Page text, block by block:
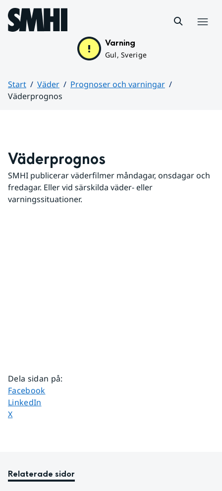
Hoppa till sidans innehåll
Varning
Gul, Sverige
Start Väder
Prognoser och varningar
Väderprognos
Väderprognos
SMHI publicerar väderfilmer måndagar, onsdagar och
fredagar. Eller vid särskilda väder- eller
varningssituationer.
Dela sidan på:
Dela sidan på
Facebook
Dela sidan på
LinkedIn
Dela sidan på
X
Relaterade sidor